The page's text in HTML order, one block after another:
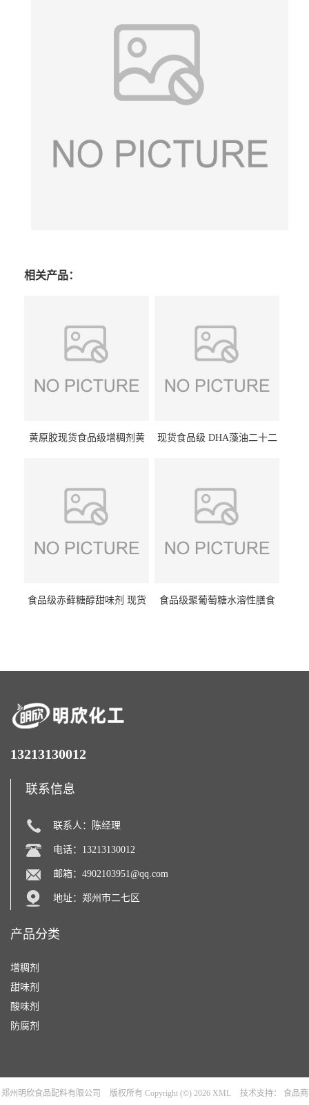
相关产品：
黄原胶现货食品级增稠剂黄
现货食品级 DHA藻油二十二
食品级赤藓糖醇甜味剂 现货
食品级聚葡萄糖水溶性膳食
13213130012
联系信息
联系人：陈经理
电话：13213130012
邮箱： 4902103951@qq.com
地址：郑州市二七区
产品分类
增稠剂
甜味剂
酸味剂
防腐剂
郑州明欣食品配料有限公司 版权所有 Copyright (©) 2026 XML 技术支持： 食品商